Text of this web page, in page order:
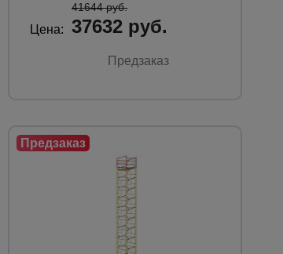
Цена:
41644 руб.
37632 руб.
Предзаказ